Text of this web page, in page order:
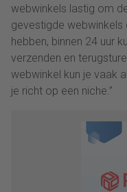
webwinkels lastig om
gevestigde
hebben, binnen 24 uur
verzenden en
webwinkel kun je vaak
je richt op een niche.”